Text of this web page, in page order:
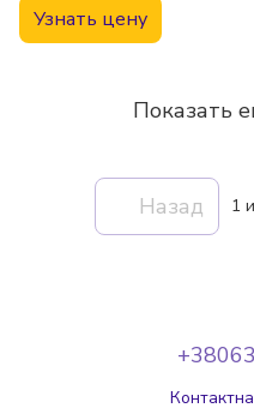
Узнать цену
Показать
Назад 1